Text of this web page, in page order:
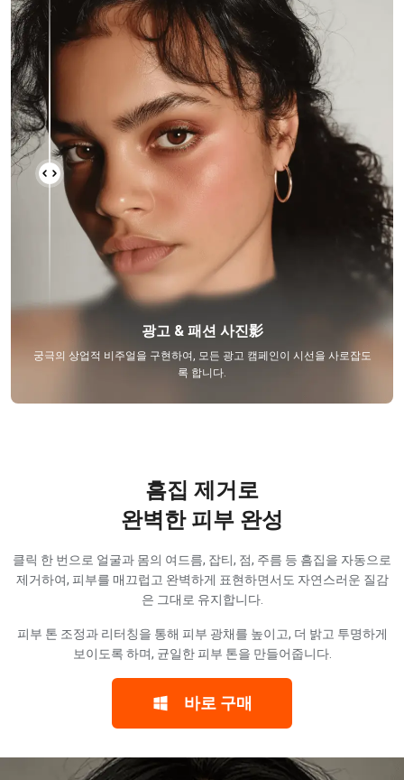
광고 & 패션 사진影
궁극의 상업적 비주얼을 구현하여, 모든 광고 캠페인이 시선을 사로잡도
록 합니다.
흠집 제거로
완벽한 피부 완성
클릭 한 번으로 얼굴과 몸의 여드름, 잡티, 점, 주름 등 흠집을 자동으로
제거하여, 피부를 매끄럽고 완벽하게 표현하면서도 자연스러운 질감
은 그대로 유지합니다.
피부 톤 조정과 리터칭을 통해 피부 광채를 높이고, 더 밝고 투명하게
보이도록 하며, 균일한 피부 톤을 만들어줍니다.
바로 구매